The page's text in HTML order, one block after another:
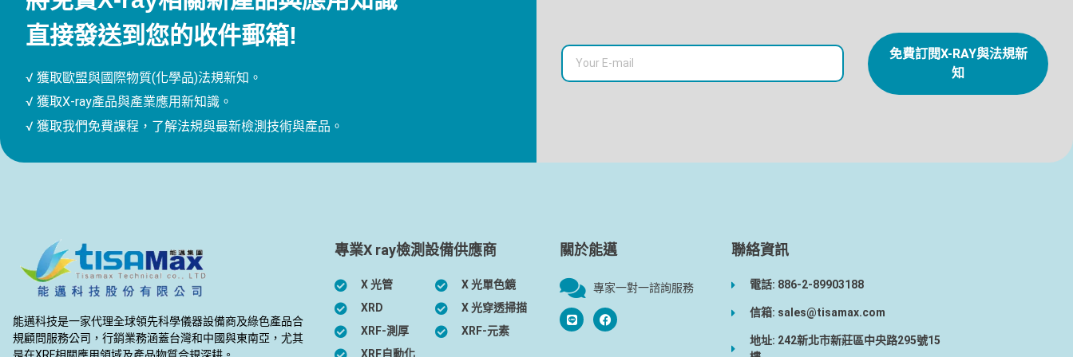
直接發送到您的收件郵箱!
√ 獲取歐盟與國際物質(化學品)法規新知。
√ 獲取X-ray產品與產業應用新知識。
√ 獲取我們免費課程，了解法規與最新檢測技術與產品。
免費訂閱X-RAY與法規新
知
能邁科技是一家代理全球領先科學儀器設備商及綠色產品合
規顧問服務公司，行銷業務涵蓋台灣和中國與東南亞，尤其
是在XRF相關應用領域及產品物質合規深耕。
專業X ray檢測設備供應商
X 光管
XRD
XRF-測厚
XRF自動化
X 光單色鏡
X 光穿透掃描
XRF-元素
關於能邁
專家一對一諮詢服務
聯絡資訊
電話: 886-2-89903188
信箱: sales@tisamax.com
地址: 242新北市新莊區中央路295號15